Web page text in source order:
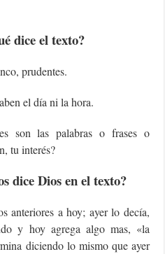
dice el texto?
prudentes.
el día ni la hora.
son las palabras o frases o
tu interés?
dice Dios en el texto?
anteriores a hoy; ayer lo decía,
y hoy agrega algo mas, «la
diciendo lo mismo que ayer